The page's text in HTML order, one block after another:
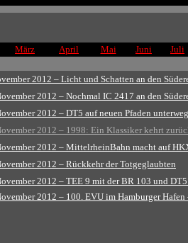
März April Mai Juni Juli
2012 – Licht und Schatten an den
2012 – Nochmal IC 2417 an den
2012 – DT5 auf neuen Pfaden
2012 – 1998: Ein Klassiker kehrt
2012 – MittelrheinBahn macht auf
2012 – Rückkehr der Totgeglaubten
2012 – TEE 9 mit der BR 103 und
2012 – 100. EVU im Hamburger Hafen